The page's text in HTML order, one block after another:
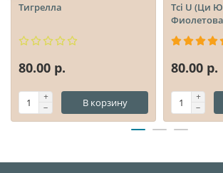
Тигрелла
80.00 р.
В корзину
Tci U (Ци
80.00 р.